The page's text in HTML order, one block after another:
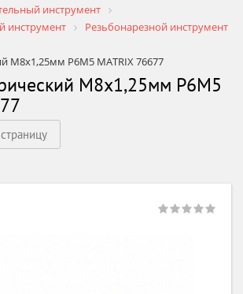
инструмент
инструмент
Резьбонарезной инструмент
М8х1,25мм Р6М5 MATRIX 76677
М8х1,25мм Р6М5